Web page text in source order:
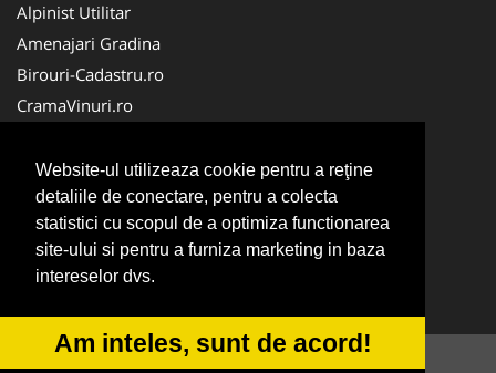
Website-ul utilizeaza cookie pentru a reţine
detaliile de conectare, pentru a colecta
statistici cu scopul de a optimiza functionarea
site-ului si pentru a furniza marketing in baza
intereselor dvs.
Am inteles, sunt de acord!
Alpinist Utilitar
Amenajari Gradina
Birouri-Cadastru.ro
CramaVinuri.ro
Servicii-DDD.com
Ambalaje Romania
Cabinet-Individual.ro
CentruInchirieri.ro